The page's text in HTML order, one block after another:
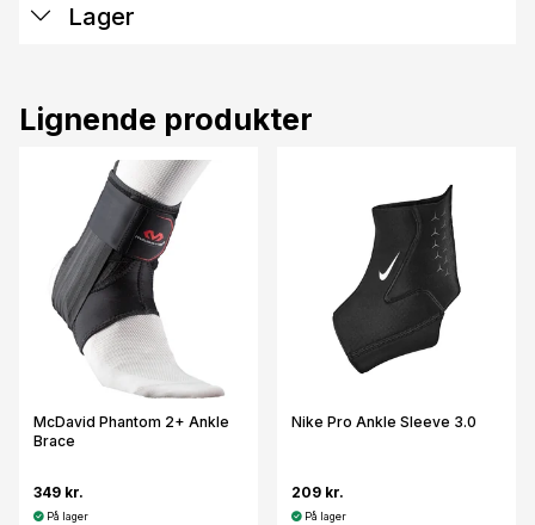
Lager
Lignende produkter
McDavid Phantom 2+ Ankle
Brace
349 kr.
På lager
Nike Pro Ankle Sleeve 3.0
209 kr.
På lager